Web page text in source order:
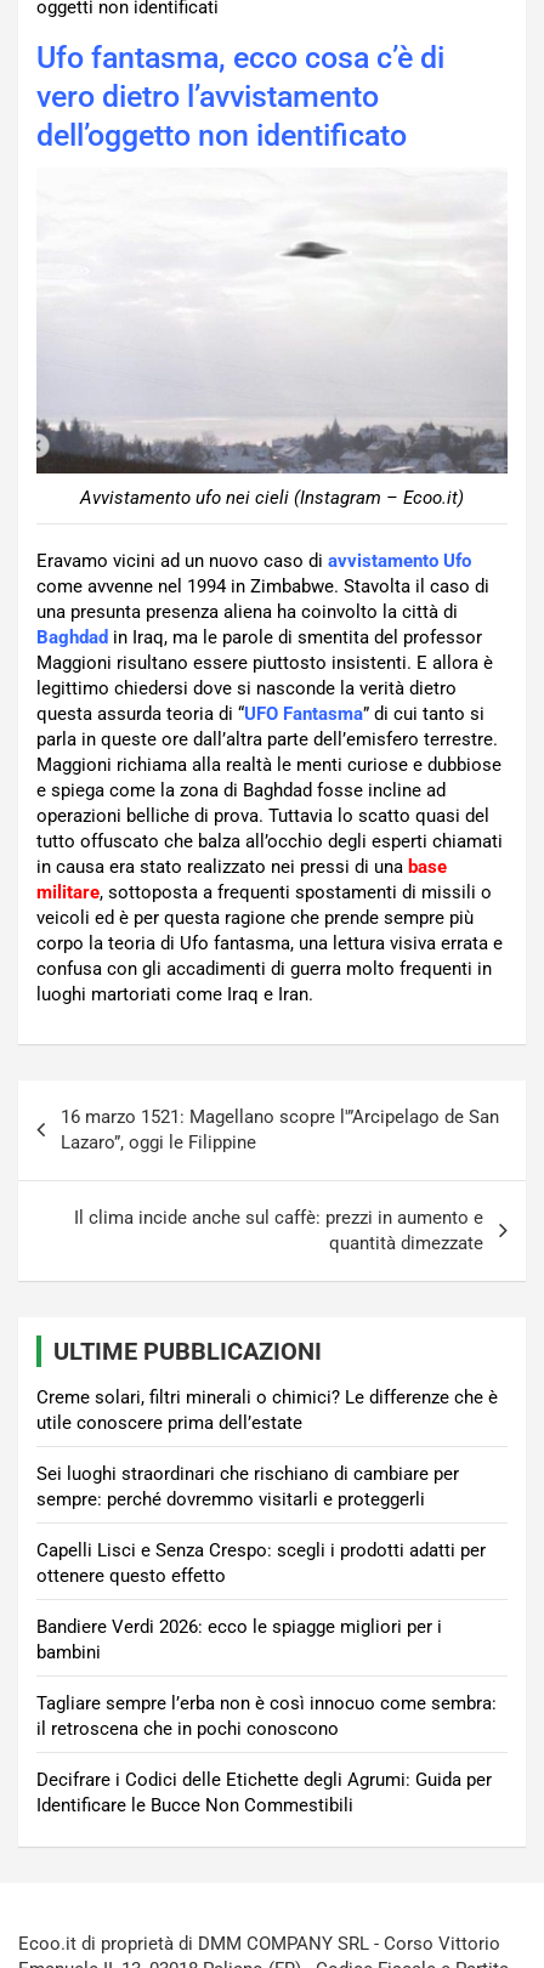
oggetti non identificati
Ufo fantasma, ecco cosa c’è di
vero dietro l’avvistamento
dell’oggetto non identificato
Avvistamento ufo nei cieli (Instagram – Ecoo.it)
Eravamo vicini ad un nuovo caso di avvistamento Ufo
come avvenne nel 1994 in Zimbabwe. Stavolta il caso di
una presunta presenza aliena ha coinvolto la città di
Baghdad in Iraq, ma le parole di smentita del professor
Maggioni risultano essere piuttosto insistenti. E allora è
legittimo chiedersi dove si nasconde la verità dietro
questa assurda teoria di “UFO Fantasma” di cui tanto si
parla in queste ore dall’altra parte dell’emisfero terrestre.
Maggioni richiama alla realtà le menti curiose e dubbiose
e spiega come la zona di Baghdad fosse incline ad
operazioni belliche di prova. Tuttavia lo scatto quasi del
tutto offuscato che balza all’occhio degli esperti chiamati
in causa era stato realizzato nei pressi di una base
militare, sottoposta a frequenti spostamenti di missili o
veicoli ed è per questa ragione che prende sempre più
corpo la teoria di Ufo fantasma, una lettura visiva errata e
confusa con gli accadimenti di guerra molto frequenti in
luoghi martoriati come Iraq e Iran.
articoli
16 marzo 1521: Magellano scopre l'”Arcipelago de San
Lazaro”, oggi le Filippine
Il clima incide anche sul caffè: prezzi in aumento e
quantità dimezzate
ULTIME PUBBLICAZIONI
Creme solari, filtri minerali o chimici? Le differenze che è
utile conoscere prima dell’estate
Sei luoghi straordinari che rischiano di cambiare per
sempre: perché dovremmo visitarli e proteggerli
Capelli Lisci e Senza Crespo: scegli i prodotti adatti per
ottenere questo effetto
Bandiere Verdi 2026: ecco le spiagge migliori per i
bambini
Tagliare sempre l’erba non è così innocuo come sembra:
il retroscena che in pochi conoscono
Decifrare i Codici delle Etichette degli Agrumi: Guida per
Identificare le Bucce Non Commestibili
Ecoo.it di proprietà di DMM COMPANY SRL - Corso Vittorio